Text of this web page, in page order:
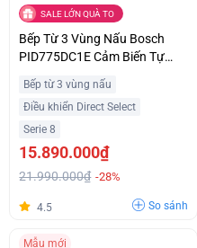
SALE LỚN QUÀ TO
Bếp Từ 3 Vùng Nấu Bosch
PID775DC1E Cảm Biến Tự
Động Hiện Đại Ưu Đãi Tốt
Bếp từ 3 vùng nấu
Điều khiển Direct Select
Serie 8
15.890.000₫
21.990.000₫ -28%
4.5 So sánh
Mẫu mới